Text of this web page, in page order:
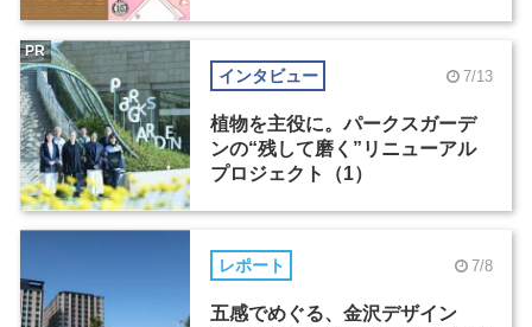
インタビュー 7/13
植物を主役に。パークスガーデ
ンの“残して磨く”リニューアル
プロジェクト（1）
PR
レポート 7/8
五感でめぐる、金沢デザイン